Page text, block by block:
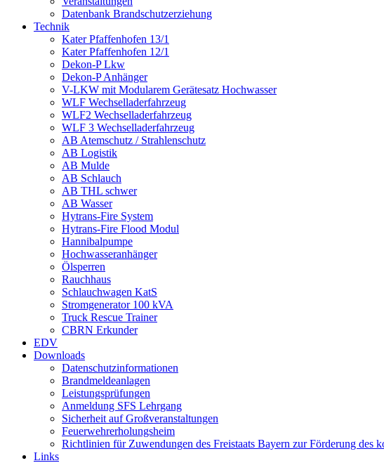
Datenbank Brandschutzerziehung
Technik
Kater Pfaffenhofen 13/1
Kater Pfaffenhofen 12/1
Dekon-P Lkw
Dekon-P Anhänger
V-LKW mit Modularem Gerätesatz Hochwasser
WLF Wechselladerfahrzeug
WLF2 Wechselladerfahrzeug
WLF 3 Wechselladerfahrzeug
AB Atemschutz / Strahlenschutz
AB Logistik
AB Mulde
AB Schlauch
AB THL schwer
AB Wasser
Hytrans-Fire System
Hytrans-Fire Flood Modul
Hannibalpumpe
Hochwasseranhänger
Ölsperren
Rauchhaus
Schlauchwagen KatS
Stromgenerator 100 kVA
Truck Rescue Trainer
CBRN Erkunder
EDV
Downloads
Datenschutzinformationen
Brandmeldeanlagen
Leistungsprüfungen
Anmeldung SFS Lehrgang
Sicherheit auf Großveranstaltungen
Feuerwehrerholungsheim
Richtlinien für Zuwendungen des Freistaats Bayern zur Förderung des
Links